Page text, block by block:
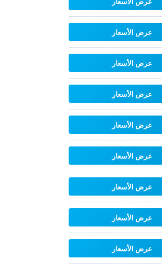
عرض الأسعار
عرض الأسعار
عرض الأسعار
عرض الأسعار
عرض الأسعار
عرض الأسعار
عرض الأسعار
عرض الأسعار